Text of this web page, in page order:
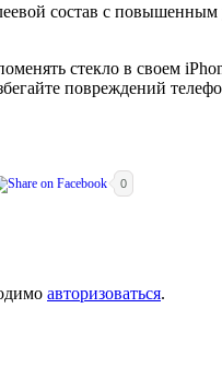
состав с повышенным
стекло в своем
повреждений
0
авторизоваться.